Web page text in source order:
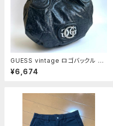
GUESS vintage ロゴバックル シ
ョルダーバッグ エンボス加工 y2k
¥6,674